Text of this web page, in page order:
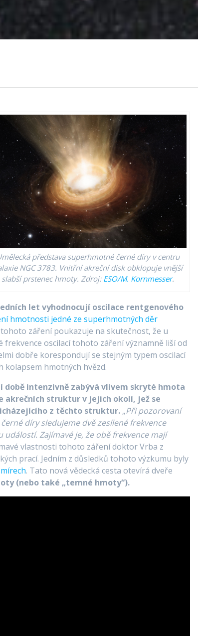
představa superhmotné černé díry v centru
NGC 3783. Vnitřní akreční disk obklopuje vnější
slabší prstenec hmoty. Zdroj: ESO/M. Kornmesser.
let vyhodnocují oscilace rentgenového
hmotnosti jedné ze superhmotných děr
záření poukazuje na skutečnost, že u
oscilací tohoto záření významně liší od
dobře korespondují se stejným typem oscilací
kolapsem hmotných hvězd.
době intenzivně zabývá vlivem skryté hmota
akrečních struktur v jejich okolí, jež se
z těchto struktur. „Při pozorovaní
díry sledujeme dvě zesílené frekvence
Zajímavé je, že obě frekvence mají
vlastnosti tohoto záření doktor Vrba z
prací. Jedním z důsledků tohoto výzkumu byly
. Tato nová vědecká cesta otevírá dveře
(nebo také „temné hmoty“).